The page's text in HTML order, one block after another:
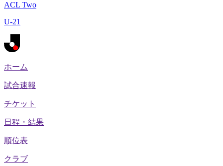
ACL Two
U-21
ホーム
試合速報
チケット
日程・結果
順位表
クラブ